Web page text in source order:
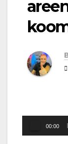
Player
00:00